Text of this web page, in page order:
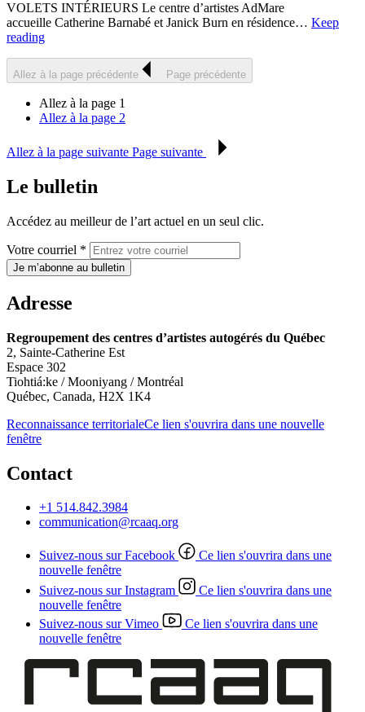
VOLETS INTÉRIEURS Le centre d’artistes AdMare
accueille Catherine Barnabé et Janick Burn en résidence… Keep
reading
Allez à la page précédente Page précédente
Allez à la page 1
Allez à la page 2
Allez à la page suivante Page suivante
Le bulletin
Accédez au meilleur de l’art actuel en un seul clic.
Votre courriel *
Je m’abonne au bulletin
Adresse
Regroupement des centres d’artistes autogérés du Québec
2, Sainte-Catherine Est
Espace 302
Tiohtiá:ke / Mooniyang / Montréal
Québec, Canada, H2X 1K4
Reconnaissance territorialeCe lien s'ouvrira dans une nouvelle
fenêtre
Contact
+1 514.842.3984
communication@rcaaq.org
Suivez-nous sur Facebook
Ce lien s'ouvrira dans une
nouvelle fenêtre
Suivez-nous sur Instagram
Ce lien s'ouvrira dans une
nouvelle fenêtre
Suivez-nous sur Vimeo
Ce lien s'ouvrira dans une
nouvelle fenêtre